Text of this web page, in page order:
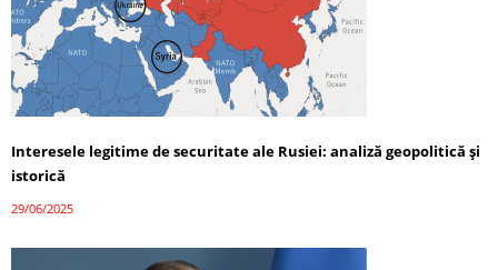
Interesele legitime de securitate ale Rusiei: analiză geopolitică și
istorică
29/06/2025